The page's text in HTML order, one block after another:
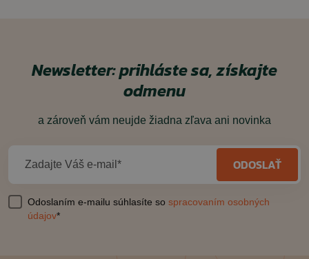
Newsletter: prihláste sa, získajte
odmenu
a zároveň vám neujde žiadna zľava ani novinka
Zadajte Váš e-mail* ODOSLAŤ
Odoslaním e-mailu súhlasíte so spracovaním osobných
údajov*